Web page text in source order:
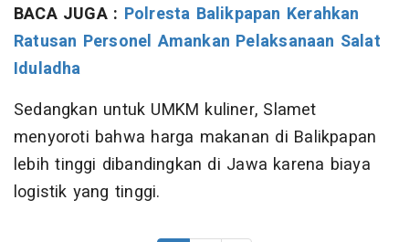
BACA JUGA : Polresta Balikpapan Kerahkan
Ratusan Personel Amankan Pelaksanaan Salat
Iduladha
Sedangkan untuk UMKM kuliner, Slamet
menyoroti bahwa harga makanan di Balikpapan
lebih tinggi dibandingkan di Jawa karena biaya
logistik yang tinggi.